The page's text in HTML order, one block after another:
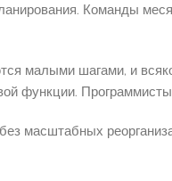
Команды
малыми шагами, и
функции.
масштабных